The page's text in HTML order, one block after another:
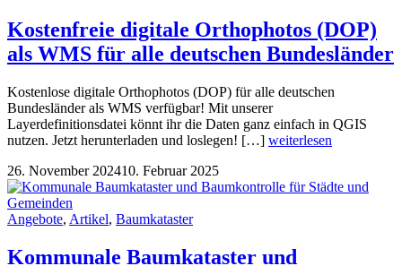
Kostenfreie digitale Orthophotos (DOP)
als WMS für alle deutschen Bundesländer
Kostenlose digitale Orthophotos (DOP) für alle deutschen
Bundesländer als WMS verfügbar! Mit unserer
Layerdefinitionsdatei könnt ihr die Daten ganz einfach in QGIS
nutzen. Jetzt herunterladen und loslegen! […] weiterlesen
26. November 202410. Februar 2025
Angebote, Artikel, Baumkataster
Kommunale Baumkataster und